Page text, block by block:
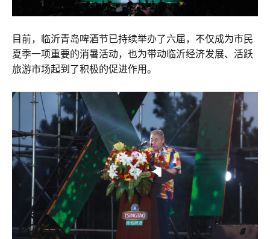
目前，临沂青岛啤酒节已持续举办了六届，不仅成为市民
夏季一项重要的消暑活动，也为带动临沂经济发展、活跃
旅游市场起到了积极的促进作用。